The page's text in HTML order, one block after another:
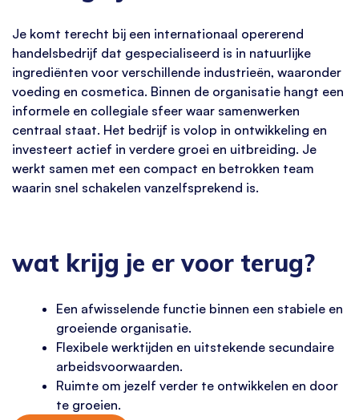
Je komt terecht bij een internationaal opererend
handelsbedrijf dat gespecialiseerd is in natuurlijke
ingrediënten voor verschillende industrieën, waaronder
voeding en cosmetica. Binnen de organisatie hangt een
informele en collegiale sfeer waar samenwerken
centraal staat. Het bedrijf is volop in ontwikkeling en
investeert actief in verdere groei en uitbreiding. Je
werkt samen met een compact en betrokken team
waarin snel schakelen vanzelfsprekend is.
wat krijg je er voor terug?
Een afwisselende functie binnen een stabiele en
groeiende organisatie.
Flexibele werktijden en uitstekende secundaire
arbeidsvoorwaarden.
Ruimte om jezelf verder te ontwikkelen en door
te groeien.